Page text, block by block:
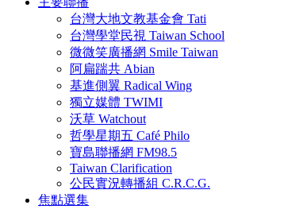
台灣大地文教基金會 Tati
台灣學堂民視 Taiwan School
微微笑廣播網 Smile Taiwan
阿扁踹共 Abian
基進側翼 Radical Wing
獨立媒體 TWIMI
沃草 Watchout
哲學星期五 Café Philo
寶島聯播網 FM98.5
Taiwan Clarification
公民實況轉播組 C.R.C.G.
焦點選集